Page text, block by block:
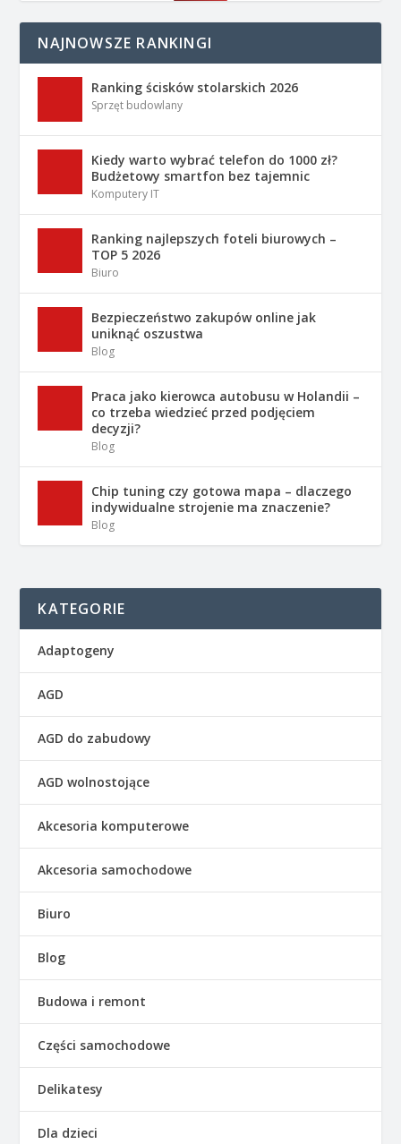
NAJNOWSZE RANKINGI
Ranking ścisków stolarskich 2026
Sprzęt budowlany
Kiedy warto wybrać telefon do 1000 zł?
Budżetowy smartfon bez tajemnic
Komputery IT
Ranking najlepszych foteli biurowych –
TOP 5 2026
Biuro
Bezpieczeństwo zakupów online jak
uniknąć oszustwa
Blog
Praca jako kierowca autobusu w Holandii –
co trzeba wiedzieć przed podjęciem
decyzji?
Blog
Chip tuning czy gotowa mapa – dlaczego
indywidualne strojenie ma znaczenie?
Blog
KATEGORIE
Adaptogeny
AGD
AGD do zabudowy
AGD wolnostojące
Akcesoria komputerowe
Akcesoria samochodowe
Biuro
Blog
Budowa i remont
Części samochodowe
Delikatesy
Dla dzieci